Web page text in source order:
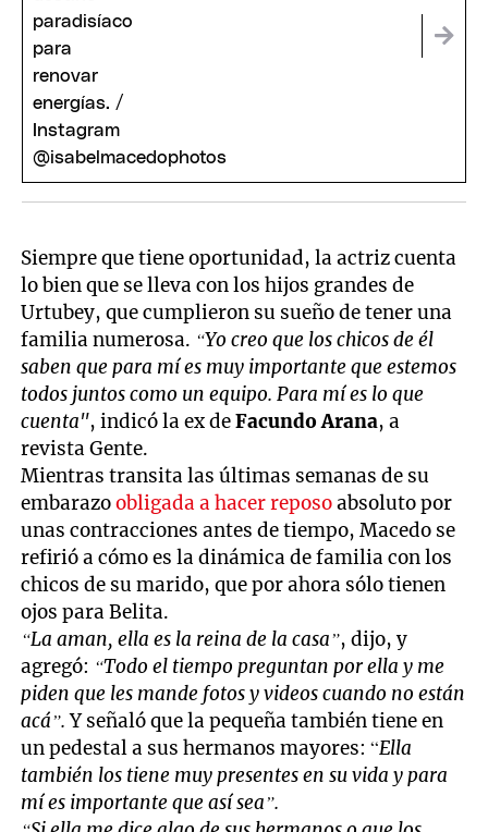
Siempre que tiene oportunidad, la actriz cuenta
lo bien que se lleva con los hijos grandes de
Urtubey, que cumplieron su sueño de tener una
familia numerosa. “Yo creo que los chicos de él
saben que para mí es muy importante que estemos
todos juntos como un equipo. Para mí es lo que
cuenta", indicó la ex deFacundo Arana, a
revista Gente.
Mientras transita las últimas semanas de su
embarazoobligada a hacer reposoabsoluto por
unas contracciones antes de tiempo, Macedo se
refirió a cómo es la dinámica de familia con los
chicos de su marido, que por ahora sólo tienen
ojos para Belita.
“La aman, ella es la reina de la casa”, dijo, y
agregó: “Todo el tiempo preguntan por ella y me
piden que les mande fotos y videos cuando no están
acá”.Y señaló que la pequeña también tiene en
un pedestal a sus hermanos mayores: “Ella
también los tiene muy presentes en su vida y para
mí es importante que así sea”.